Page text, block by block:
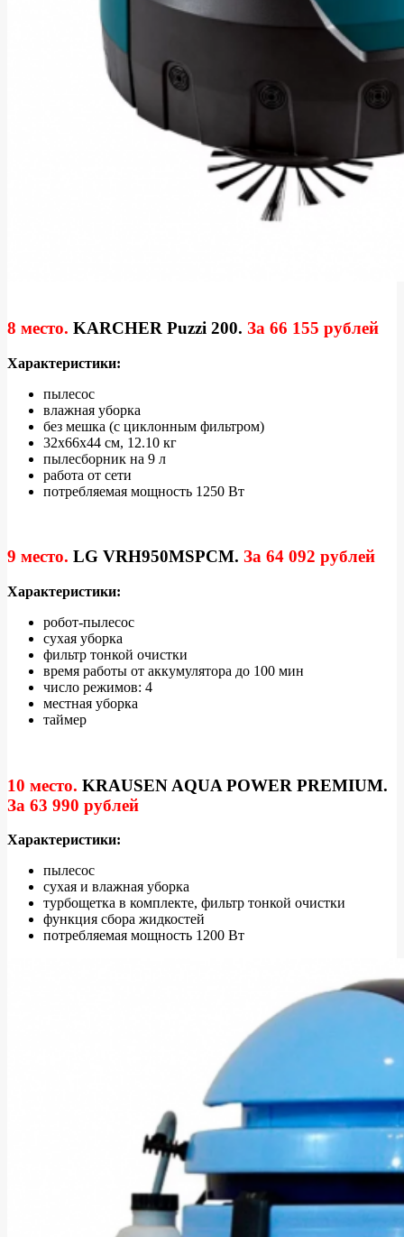
8 место. KARCHER Puzzi 200. За 66 155 рублей
Характеристики:
пылесос
влажная уборка
без мешка (с циклонным фильтром)
32x66x44 см, 12.10 кг
пылесборник на 9 л
работа от сети
потребляемая мощность 1250 Вт
9 место. LG VRH950MSPCM. За 64 092 рублей
Характеристики:
робот-пылесос
сухая уборка
фильтр тонкой очистки
время работы от аккумулятора до 100 мин
число режимов: 4
местная уборка
таймер
10 место. KRAUSEN AQUA POWER PREMIUM.
За 63 990 рублей
Характеристики:
пылесос
сухая и влажная уборка
турбощетка в комплекте, фильтр тонкой очистки
функция сбора жидкостей
потребляемая мощность 1200 Вт